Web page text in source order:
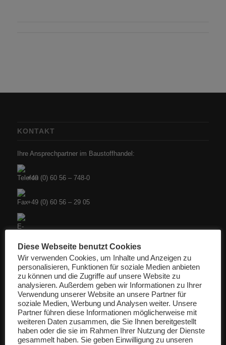
KONTAKT
Ihre Ansprechpartner im Baustoffhandel:
+49 (0) 60 56 – 748-0
+49 (0) 60 56 – 29 05
ÖFFNUNGSZEITEN
MO. – FR. 6.00 – 17.00 Uhr
SA. 7.00 -12.00 Uhr
Diese Webseite benutzt Cookies
Wir verwenden Cookies, um Inhalte und Anzeigen zu
personalisieren, Funktionen für soziale Medien anbieten
zu können und die Zugriffe auf unsere Website zu
analysieren. Außerdem geben wir Informationen zu Ihrer
Verwendung unserer Website an unsere Partner für
soziale Medien, Werbung und Analysen weiter. Unsere
Partner führen diese Informationen möglicherweise mit
weiteren Daten zusammen, die Sie Ihnen bereitgestellt
haben oder die sie im Rahmen Ihrer Nutzung der Dienste
gesammelt haben. Sie geben Einwilligung zu unseren